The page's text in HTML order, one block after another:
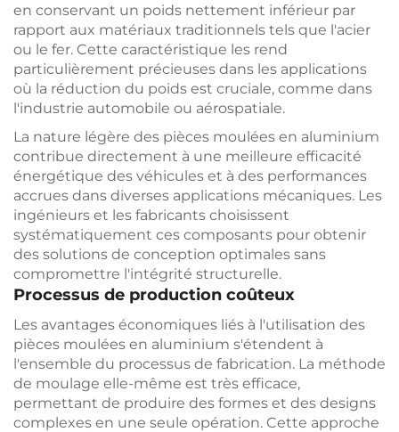
en conservant un poids nettement inférieur par
rapport aux matériaux traditionnels tels que l'acier
ou le fer. Cette caractéristique les rend
particulièrement précieuses dans les applications
où la réduction du poids est cruciale, comme dans
l'industrie automobile ou aérospatiale.
La nature légère des pièces moulées en aluminium
contribue directement à une meilleure efficacité
énergétique des véhicules et à des performances
accrues dans diverses applications mécaniques. Les
ingénieurs et les fabricants choisissent
systématiquement ces composants pour obtenir
des solutions de conception optimales sans
compromettre l'intégrité structurelle.
Processus de production coûteux
Les avantages économiques liés à l'utilisation des
pièces moulées en aluminium s'étendent à
l'ensemble du processus de fabrication. La méthode
de moulage elle-même est très efficace,
permettant de produire des formes et des designs
complexes en une seule opération. Cette approche